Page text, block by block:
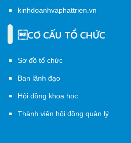
kinhdoanhvaphattrien.vn
CƠ CẤU TỔ CHỨC
Sơ đồ tổ chức
Ban lãnh đạo
Hội đồng khoa học
Thành viên hội đồng quản lý